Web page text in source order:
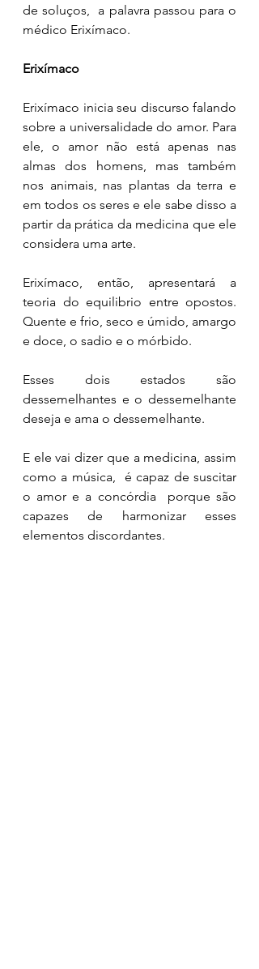
de soluços,  a palavra passou para o
médico Erixímaco.
Erixímaco
Erixímaco inicia seu discurso falando
sobre a universalidade do amor. Para
ele, o amor não está apenas nas
almas dos homens, mas também
nos animais, nas plantas da terra e
em todos os seres e ele sabe disso a
partir da prática da medicina que ele
considera uma arte.
Erixímaco, então, apresentará a
teoria do equilibrio entre opostos.
Quente e frio, seco e úmido, amargo
e doce, o sadio e o mórbido.
Esses dois estados são
dessemelhantes e o dessemelhante
deseja e ama o dessemelhante.
E ele vai dizer que a medicina, assim
como a música,  é capaz de suscitar
o amor e a concórdia  porque são
capazes de harmonizar esses
elementos discordantes.